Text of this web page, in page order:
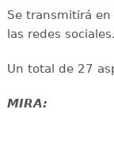
Se transmitirá
las redes sociales.
Un total de 27
MIRA: